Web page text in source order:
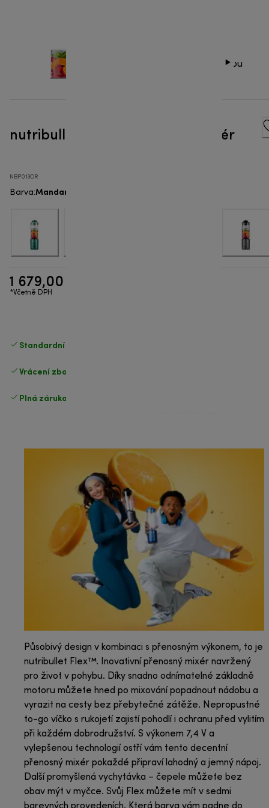
nutribullet Flex™ - Přenosný mixér
NBP013OR
Barva:Mandarinkově oranžová
1 679,00 Kč
*Včetně DPH
Standardní doručení zdarma
Vrácení zboží zdarma
Plná záruka výrobce
Působivý design v kombinaci s přenosným výkonem, to je
nutribullet Flex™. Inovativní přenosný mixér navržený
pro život v pohybu. Díky snadno odnímatelné základně
motoru můžete hned po mixování popadnout nádobu a
vyrazit na cesty bez přebytečné zátěže. Nepropustné
to-go víčko s rukojetí zajistí pohodlí i ochranu před vylitím
při každém dobrodružství. S výkonem 7,4 V a
vylepšenou technologií ostří vám tento decentní
přenosný mixér pokaždé připraví lahodný a jemný nápoj.
Další promyšlená vychytávka – čepele můžete bez
obav mýt v myčce. Svůj Flex můžete mít v sedmi